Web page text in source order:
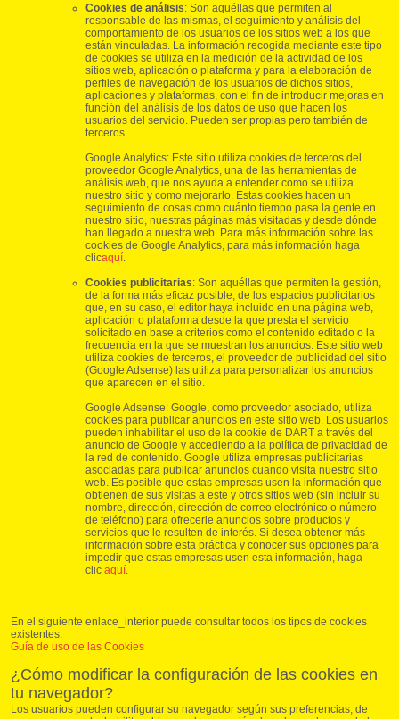
Cookies de análisis: Son aquéllas que permiten al
responsable de las mismas, el seguimiento y análisis del
comportamiento de los usuarios de los sitios web a los que
están vinculadas. La información recogida mediante este tipo
de cookies se utiliza en la medición de la actividad de los
sitios web, aplicación o plataforma y para la elaboración de
perfiles de navegación de los usuarios de dichos sitios,
aplicaciones y plataformas, con el fin de introducir mejoras en
función del análisis de los datos de uso que hacen los
usuarios del servicio. Pueden ser propias pero también de
terceros.
Google Analytics: Este sitio utiliza cookies de terceros del
proveedor Google Analytics, una de las herramientas de
análisis web, que nos ayuda a entender como se utiliza
nuestro sitio y como mejorarlo. Estas cookies hacen un
seguimiento de cosas como cuánto tiempo pasa la gente en
nuestro sitio, nuestras páginas más visitadas y desde dónde
han llegado a nuestra web. Para más información sobre las
cookies de Google Analytics, para más información haga
clicaquí
Cookies publicitarias: Son aquéllas que permiten la gestión,
de la forma más eficaz posible, de los espacios publicitarios
que, en su caso, el editor haya incluido en una página web,
aplicación o plataforma desde la que presta el servicio
solicitado en base a criterios como el contenido editado o la
frecuencia en la que se muestran los anuncios. Este sitio web
utiliza cookies de terceros, el proveedor de publicidad del sitio
(Google Adsense) las utiliza para personalizar los anuncios
que aparecen en el sitio.
Google Adsense: Google, como proveedor asociado, utiliza
cookies para publicar anuncios en este sitio web. Los usuarios
pueden inhabilitar el uso de la cookie de DART a través del
anuncio de Google y accediendo a la política de privacidad de
la red de contenido. Google utiliza empresas publicitarias
asociadas para publicar anuncios cuando visita nuestro sitio
web. Es posible que estas empresas usen la información que
obtienen de sus visitas a este y otros sitios web (sin incluir su
nombre, dirección, dirección de correo electrónico o número
de teléfono) para ofrecerle anuncios sobre productos y
servicios que le resulten de interés. Si desea obtener más
información sobre esta práctica y conocer sus opciones para
impedir que estas empresas usen esta información, haga
clic aquí
En el siguiente enlace_interior puede consultar todos los tipos de cookies
existentes:
Guía de uso de las Cookies
¿Cómo modificar la configuración de las cookies en
tu navegador?
Los usuarios pueden configurar su navegador según sus preferencias, de